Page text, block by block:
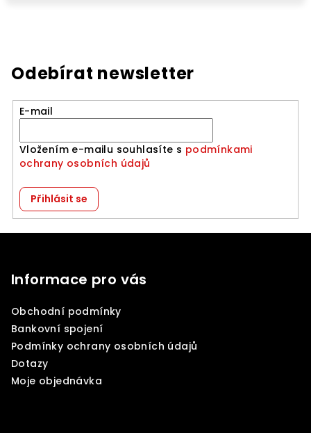
Odebírat newsletter
E-mail
Vložením e-mailu souhlasíte s podmínkami
ochrany osobních údajů
Přihlásit se
Informace pro vás
Obchodní podmínky
Bankovní spojení
Podmínky ochrany osobních údajů
Dotazy
Moje objednávka